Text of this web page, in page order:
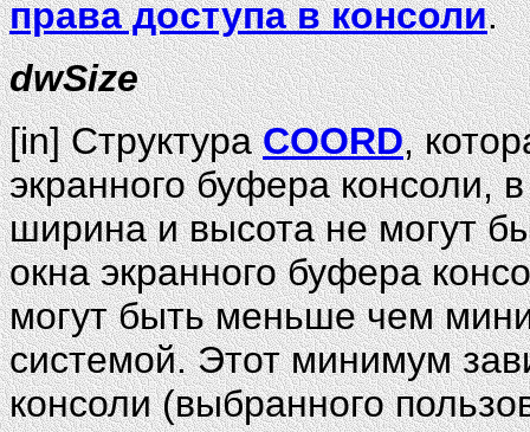
права доступа в консоли.
dwSize
[in] СтруктураCOORD,
экранного буфера консоли,
ширина и высота не могут
окна экранного буфера
могут быть меньше чем
системой. Этот минимум
консоли (выбранного